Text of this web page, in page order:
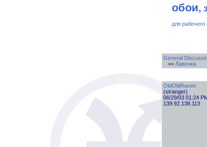
обои,
для рабочего
General
>> Лавочка
OldOldRaven
(stranger)
06/29/03 01:24
139.92.138.113